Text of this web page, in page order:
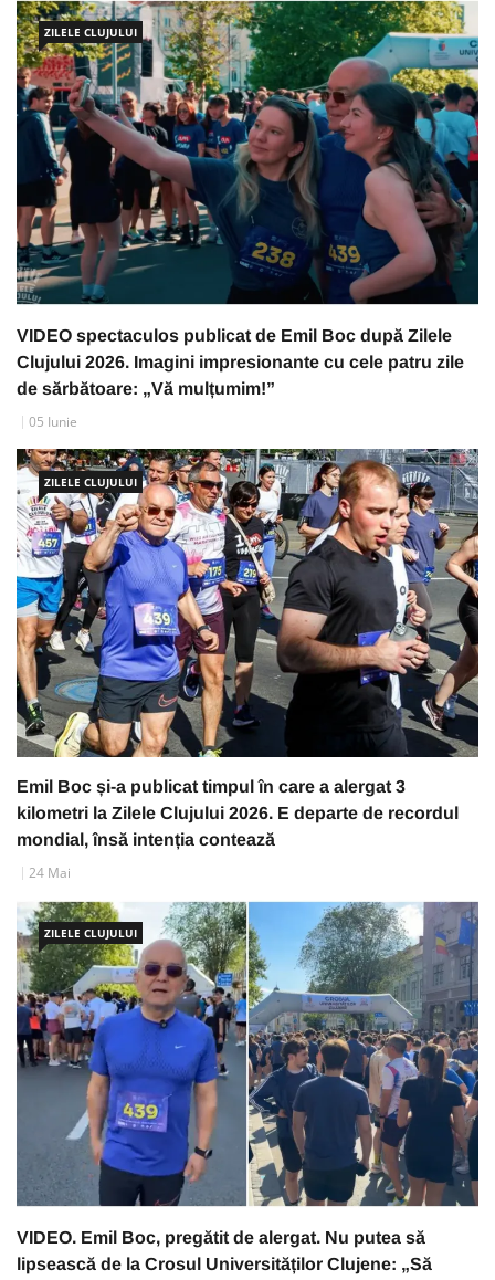
ZILELE CLUJULUI
VIDEO spectaculos publicat de Emil Boc după Zilele
Clujului 2026. Imagini impresionante cu cele patru zile
de sărbătoare: „Vă mulțumim!”
05 Iunie
ZILELE CLUJULUI
Emil Boc și-a publicat timpul în care a alergat 3
kilometri la Zilele Clujului 2026. E departe de recordul
mondial, însă intenția contează
24 Mai
ZILELE CLUJULUI
VIDEO. Emil Boc, pregătit de alergat. Nu putea să
lipsească de la Crosul Universităților Clujene: „Să